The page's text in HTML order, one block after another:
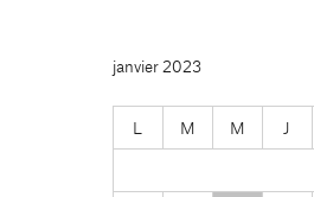
janvier 2023
L M M J